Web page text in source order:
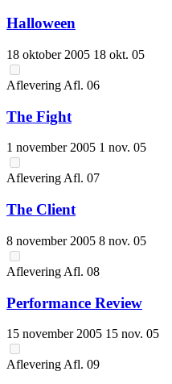
Halloween
18 oktober 2005 18 okt. 05
Aflevering Afl. 06
The Fight
1 november 2005 1 nov. 05
Aflevering Afl. 07
The Client
8 november 2005 8 nov. 05
Aflevering Afl. 08
Performance Review
15 november 2005 15 nov. 05
Aflevering Afl. 09